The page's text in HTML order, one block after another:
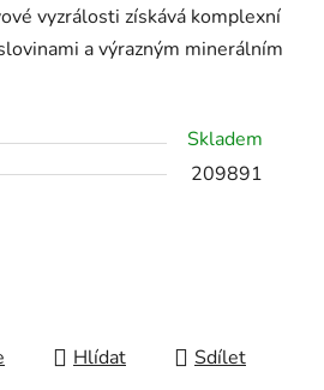
vyzrálosti získává komplexní
a výrazným minerálním
Skladem
209891
Hlídat Sdílet